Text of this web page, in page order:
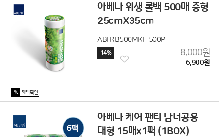
아베나 위생 롤백 500매 중형
25cmX35cm
ABI RB500MKF 500P
14% 8,000원
6,900원
% 혜택확인
아베나 케어 팬티 남녀공용
대형 15매x1팩 (1BOX)